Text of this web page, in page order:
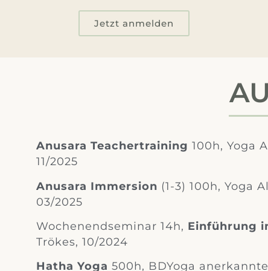
Jetzt anmelden
Anusara Teachertraining 100h, Yoga
11/2025
Anusara Immersion (1-3) 100h, Yoga
03/2025
Wochenendseminar 14h, Einführung
Trökes, 10/2024
Hatha Yoga 500h, BDYoga